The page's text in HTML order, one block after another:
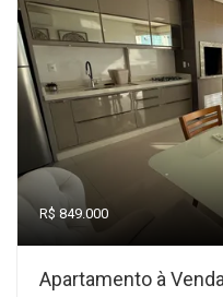
R$ 849.000
Apartamento à